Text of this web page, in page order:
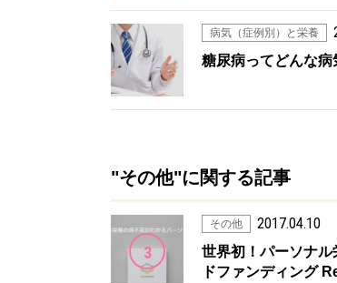
病気（症例別）と栄養
糖尿病ってどんな病
"その他"に関する記事
3
その他 2017.04.10
世界初！パーソナ
ドファンディング